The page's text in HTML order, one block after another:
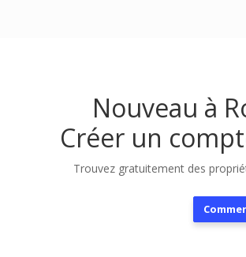
Nouveau à
Créer un
Trouvez gratuitement des